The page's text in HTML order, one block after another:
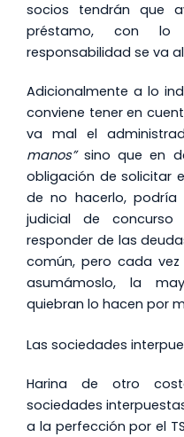
socios tendrán que
préstamo, con
responsabilidad se va
Adicionalmente a lo
conviene tener en
va mal el
manos”sino que en
obligación de solicitar
de no hacerlo, podría
judicial de
responder de las
común, pero cada
asumámoslo, la
quiebran lo hacen por
Las sociedades
Harina de otro
sociedades
a la perfección por el